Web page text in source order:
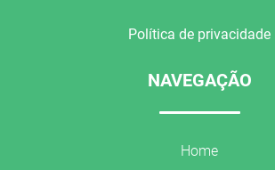
Política de privacidade
NAVEGAÇÃO
Home